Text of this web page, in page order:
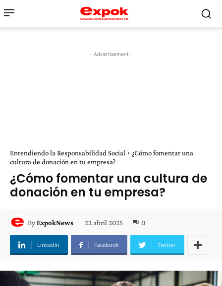
- Advertisement -
Entendiendo la Responsabilidad Social
¿Cómo fomentar una
cultura de donación en tu empresa?
¿Cómo fomentar una cultura de
donación en tu empresa?
ByExpokNews 22 abril 2025 0
Linkedin Facebook Twitter